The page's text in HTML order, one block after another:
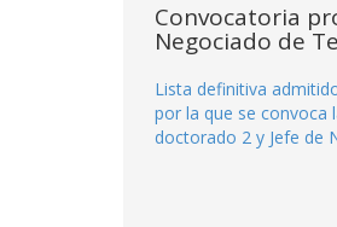
Convocatoria
Negociado de
Lista definitiva
por la que se convoca
doctorado 2 y Jefe de